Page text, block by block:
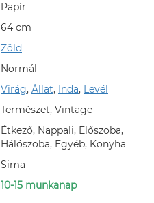
Papír
64 cm
Zöld
Normál
Virág, Állat, Inda, Levél
Természet, Vintage
Étkező, Nappali, Előszoba,
Hálószoba, Egyéb, Konyha
Sima
10-15 munkanap